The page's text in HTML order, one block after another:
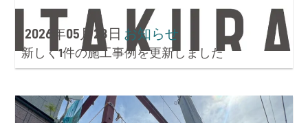
2026年05月28日 お知らせ
新しく1件の施工事例を更新しました